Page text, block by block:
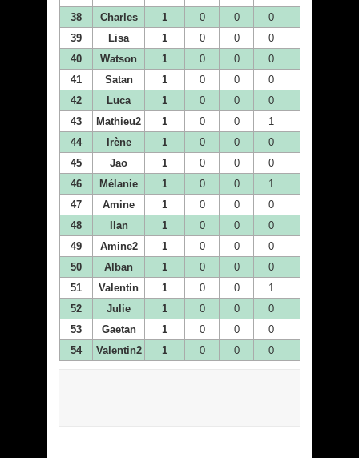
38
Charles 1 0 0 0
39
Lisa 1 0 0 0
40
Watson 1 0 0 0
41
Satan 1 0 0 0
42
Luca 1 0 0 0
43
Mathieu2 1 0 0 1
44
Irène 1 0 0 0
45
Jao 1 0 0 0
46
Mélanie 1 0 0 1
47
Amine 1 0 0 0
48
Ilan 1 0 0 0
49
Amine2 1 0 0 0
50
Alban 1 0 0 0
51
Valentin 1 0 0 1
52
Julie 1 0 0 0
53
Gaetan 1 0 0 0
54
Valentin2 1 0 0 0